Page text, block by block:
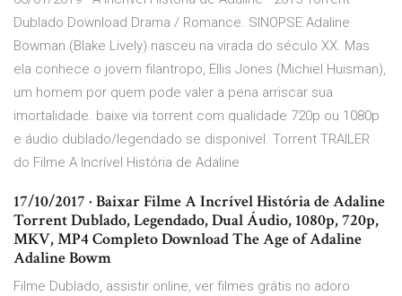
Dublado Download Drama / Romance. SINOPSE Adaline
Bowman (Blake Lively) nasceu na virada do século XX. Mas
ela conhece o jovem filantropo, Ellis Jones (Michiel Huisman),
um homem por quem pode valer a pena arriscar sua
imortalidade. baixe via torrent com qualidade 720p ou 1080p
e áudio dublado/legendado se disponivel. Torrent TRAILER
do Filme A Incrível História de Adaline
17/10/2017 · Baixar Filme A Incrível História de Adaline
Torrent Dublado, Legendado, Dual Áudio, 1080p, 720p,
MKV, MP4 Completo Download The Age of Adaline
Adaline Bowm
Filme Dublado, assistir online, ver filmes grátis no adoro